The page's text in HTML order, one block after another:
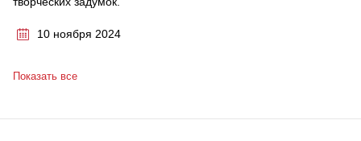
10 ноября 2024
Показать все